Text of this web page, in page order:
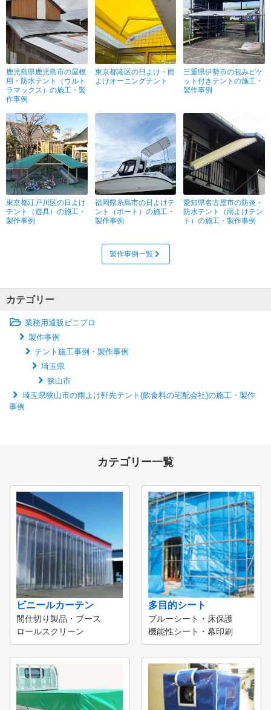
鹿児島県鹿児島市の屋根
用・防水テント（ウルト
ラマックス）の施工・製
作事例
東京都港区の日よけ・雨
よけオーニングテント
三重県伊勢市の包みピケ
ット付きテントの施工・
製作事例
東京都江戸川区の日よけ
テント（遊具）の施工・
製作事例
福岡県糸島市の日よけテ
ント（ボート）の施工・
製作事例
愛知県名古屋市の防炎・
防水テント（雨よけテン
ト）の施工・製作事例
製作事例一覧
カテゴリー
業務用通販ビニプロ
製作事例
テント施工事例・製作事例
埼玉県
狭山市
埼玉県狭山市の雨よけ軒先テント(飲食料の宅配会社)の施工・製作
事例
カテゴリー一覧
ビニールカーテン
間仕切り製品・ブース
ロールスクリーン
多目的シート
ブルーシート・床保護
機能性シート・幕印刷